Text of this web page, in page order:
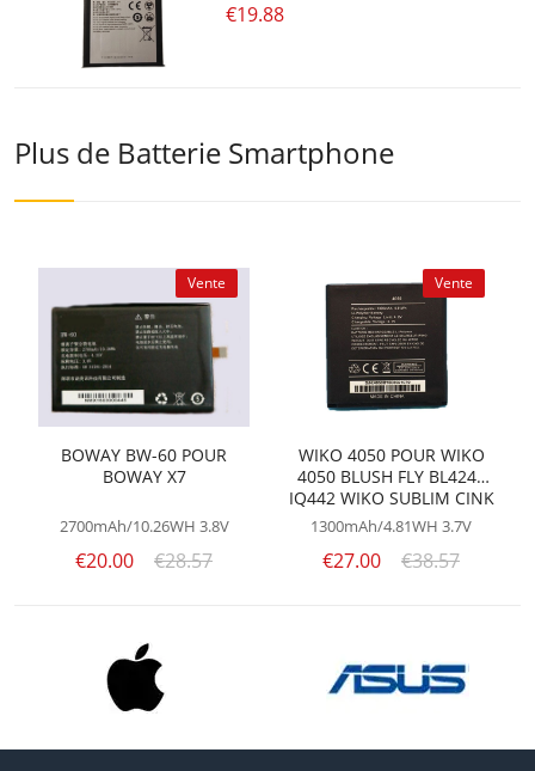
€19.88
Plus de Batterie Smartphone
Vente
BOWAY BW-60 POUR
BOWAY X7
2700mAh/10.26WH 3.8V
€20.00 €28.57
Vente
WIKO 4050 POUR WIKO
4050 BLUSH FLY BL4247
IQ442 WIKO SUBLIM CINK
SLIM IGGY
1300mAh/4.81WH 3.7V
€27.00 €38.57